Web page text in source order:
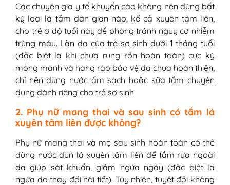
Các chuyên gia y tế khuyến cáo không nên dùng bất
kỳ loại lá tắm dân gian nào, kể cả xuyên tâm liên,
cho trẻ ở độ tuổi này để phòng tránh nguy cơ nhiễm
trùng máu. Làn da của trẻ sơ sinh dưới 1 tháng tuổi
(đặc biệt là khi chưa rụng rốn hoàn toàn) cực kỳ
mỏng manh và hàng rào bảo vệ da chưa hoàn thiện,
chỉ nên dùng nước ấm sạch hoặc sữa tắm chuyên
dụng dành riêng cho trẻ sơ sinh.
2. Phụ nữ mang thai và sau sinh có tắm lá
xuyên tâm liên được không?
Phụ nữ mang thai và mẹ sau sinh hoàn toàn có thể
dùng nước đun lá xuyên tâm liên để tắm rửa ngoài
da giúp sát khuẩn, giảm ngứa ngáy (đặc biệt là
ngứa do thay đổi nội tiết). Tuy nhiên, tuyệt đối không